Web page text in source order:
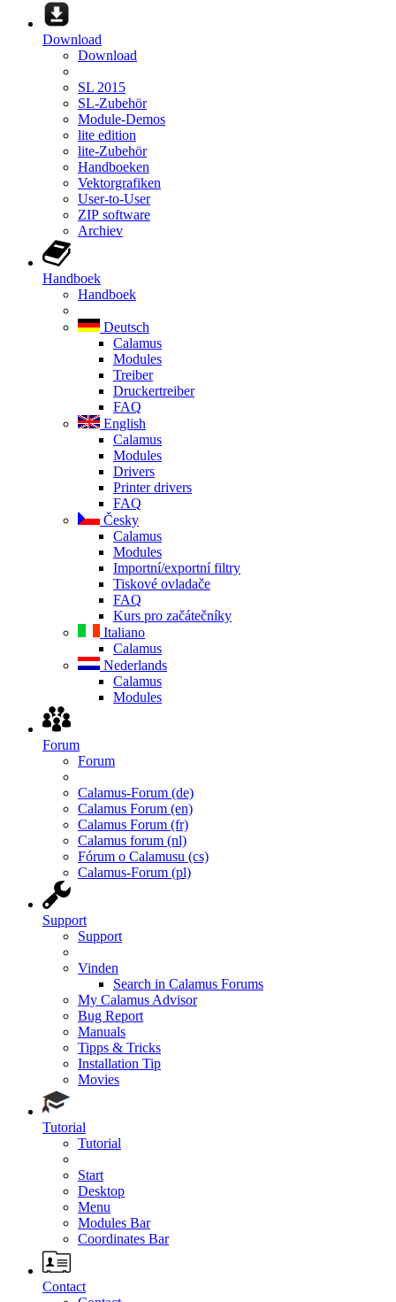
Download
Download
SL 2015
SL-Zubehör
Module-Demos
lite edition
lite-Zubehör
Handboeken
Vektorgrafiken
User-to-User
ZIP software
Archiev
Handboek
Handboek
Deutsch
Calamus
Modules
Treiber
Druckertreiber
FAQ
English
Calamus
Modules
Drivers
Printer drivers
FAQ
Česky
Calamus
Modules
Importní/exportní filtry
Tiskové ovladače
FAQ
Kurs pro začátečníky
Italiano
Calamus
Nederlands
Calamus
Modules
Forum
Forum
Calamus-Forum (de)
Calamus Forum (en)
Calamus Forum (fr)
Calamus forum (nl)
Fórum o Calamusu (cs)
Calamus-Forum (pl)
Support
Support
Vinden
Search in Calamus Forums
My Calamus Advisor
Bug Report
Manuals
Tipps & Tricks
Installation Tip
Movies
Tutorial
Tutorial
Start
Desktop
Menu
Modules Bar
Coordinates Bar
Contact